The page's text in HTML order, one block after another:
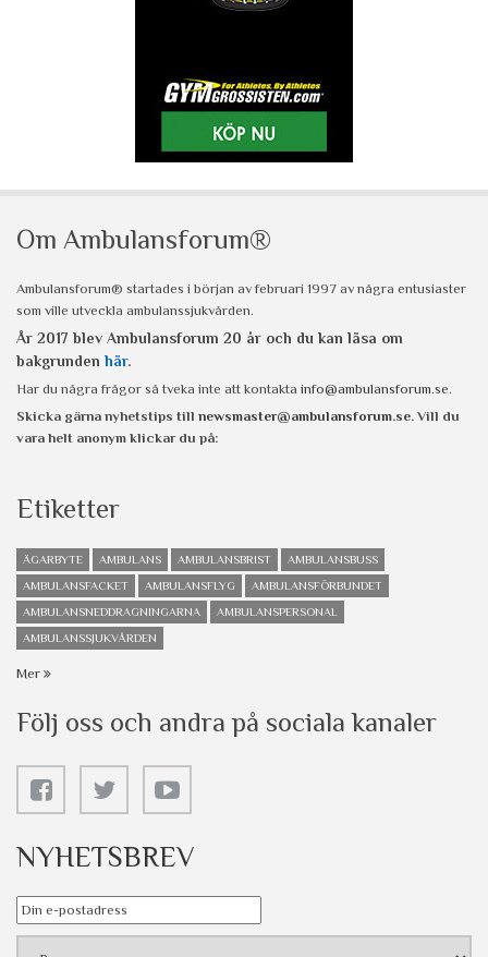
Om Ambulansforum®
Ambulansforum® startades i början av februari 1997 av några entusiaster
som ville utveckla ambulanssjukvården.
År 2017 blev Ambulansforum 20 år och du kan läsa om
bakgrunden här.
Har du några frågor så tveka inte att kontakta info@ambulansforum.se.
Skicka gärna nyhetstips till newsmaster@ambulansforum.se. Vill du
vara helt anonym klickar du på:
Etiketter
ÄGARBYTE AMBULANS AMBULANSBRIST
AMBULANSBUSS
AMBULANSFACKET
AMBULANSFLYG
AMBULANSFÖRBUNDET
AMBULANSNEDDRAGNINGARNA
AMBULANSPERSONAL
AMBULANSSJUKVÅRDEN
Mer
Följ oss och andra på sociala kanaler
NYHETSBREV